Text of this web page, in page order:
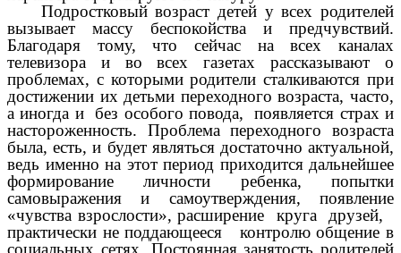
Подростковый возраст детей у всех родителей
вызывает массу беспокойства и предчувствий.
Благодаря тому, что сейчас на всех каналах
телевизора и во всех газетах рассказывают о
проблемах, с которыми родители сталкиваются при
достижении их детьми переходного возраста, часто,
а иногда и без особого повода, появляется страх и
настороженность. Проблема переходного возраста
была, есть, и будет являться достаточно актуальной,
ведь именно на этот период приходится дальнейшее
формирование личности ребенка, попытки
самовыражения и самоутверждения, появление
«чувства взрослости», расширение круга друзей,
практически не поддающееся контролю общение в